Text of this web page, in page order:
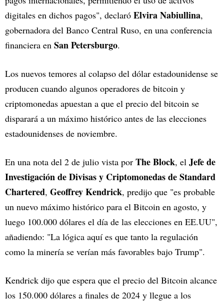
digitales en dichos pagos", declaró Elvira Nabiullina,
gobernadora del Banco Central Ruso, en una conferencia
financiera en San Petersburgo.
Los nuevos temores al colapso del dólar estadounidense se
producen cuando algunos operadores de bitcoin y
criptomonedas apuestan a que el precio del bitcoin se
disparará a un máximo histórico antes de las elecciones
estadounidenses de noviembre.
En una nota del 2 de julio vista por The Block, el Jefe de
Investigación de Divisas y Criptomonedas de Standard
Chartered, Geoffrey Kendrick, predijo que "es probable
un nuevo máximo histórico para el Bitcoin en agosto, y
luego 100.000 dólares el día de las elecciones en EE.UU",
añadiendo: "La lógica aquí es que tanto la regulación
como la minería se verían más favorables bajo Trump".
Kendrick dijo que espera que el precio del Bitcoin alcance
los 150.000 dólares a finales de 2024 y llegue a los